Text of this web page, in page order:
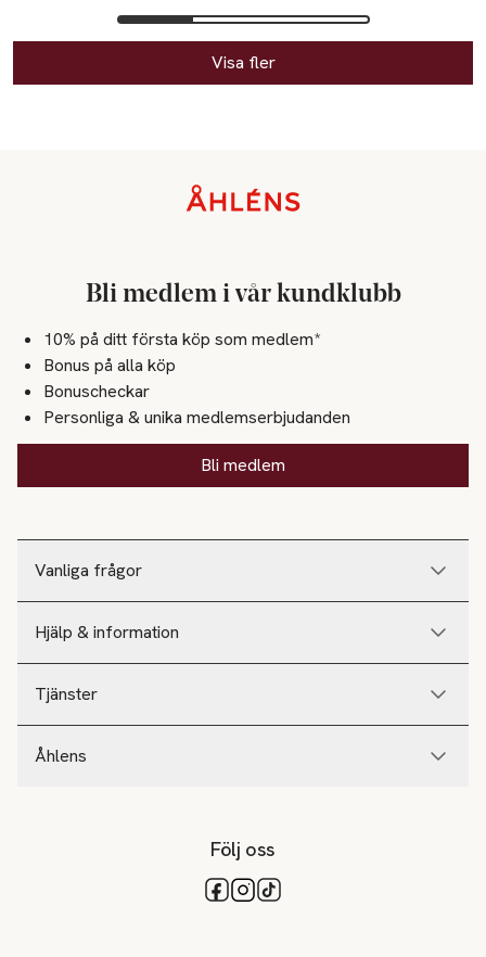
Visa fler
Vanliga frågor
Hjälp & information
Tjänster
Åhlens
Bli medlem i vår kundklubb
10% på ditt första köp som medlem*
Bonus på alla köp
Bonuscheckar
Personliga & unika medlemserbjudanden
Bli medlem
Följ oss